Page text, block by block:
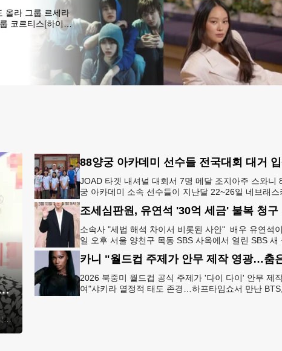
올라 그룹 르세라
코르티스[하이브·
, 르세라핌의 허
한 '영 할리우드 임
재판행…협박·회삿돈 횡령 혐의
나
88양궁 아카데미 선수들 전국대회 대거
JOAD 타겟 내셔널 대회서 7명 메달 조지아주 스와니
궁 아카데미 소속 선수들이 지난달 22~26일 네브래스
링컨에서 열린 2026 주니어 올림픽 양궁 디벨롭먼트
소속사 "세법 해석 차이서 비롯된 사안" 배우 유연석
일 오후 서울 양천구 목동 SBS 사옥에서 열린 SBS 새
드라마 '신이랑 법률사무소' 제작발표회에서 포즈를 취
고
2026 북중미 월드컵 공식 주제가 '다이 다이' 안무 제
여"샤키라 열정적 태도 존경…하프타임쇼서 만난 BTS,